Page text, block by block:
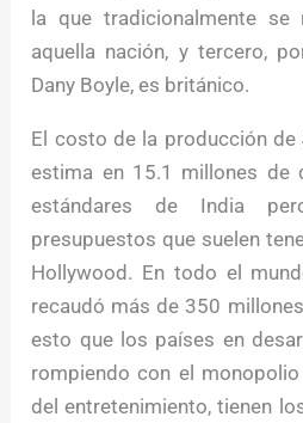
la que tradicionalmente
aquella nación, y tercero,
Dany Boyle, es británico.
El costo de la producción de
estima en 15.1 millones de
estándares de India
presupuestos que suelen
Hollywood. En todo el
recaudó más de 350
esto que los países en
rompiendo con el
del entretenimiento, tienen